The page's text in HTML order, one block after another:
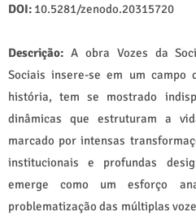
DOI: 10.5281/zenodo.20315720
Descrição: A obra Vozes da
Sociais insere-se em um
história, tem se mostrado
dinâmicas que estruturam a
marcado por intensas
institucionais e profundas
emerge como um esforço
problematização das múltiplas